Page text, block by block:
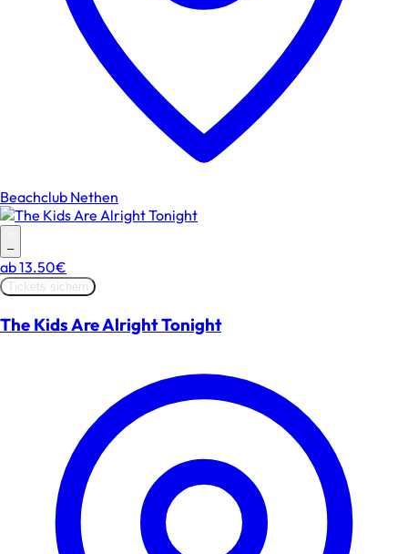
Beachclub Nethen
–
ab13.50€
Tickets sichern
The Kids Are Alright Tonight